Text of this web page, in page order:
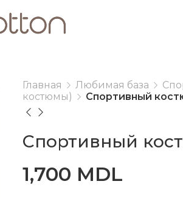
Главная Любимая база
костюмы)
Спортивный
Спортивный
1,700 MDL